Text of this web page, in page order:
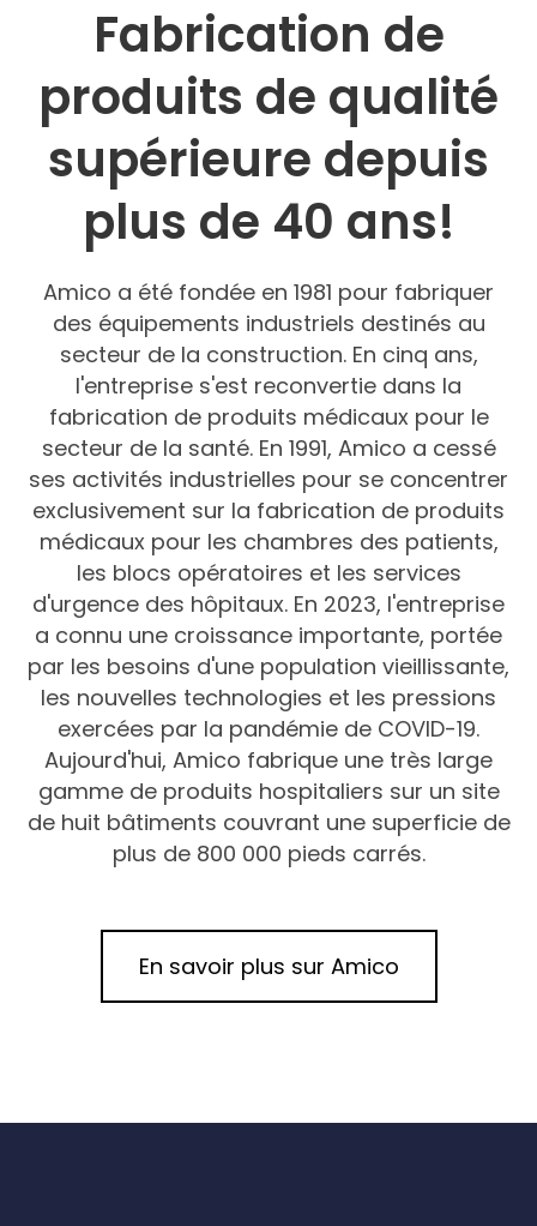
Fabrication de
produits de qualité
supérieure depuis
plus de 40 ans!
Amico a été fondée en 1981 pour fabriquer
des équipements industriels destinés au
secteur de la construction. En cinq ans,
l'entreprise s'est reconvertie dans la
fabrication de produits médicaux pour le
secteur de la santé. En 1991, Amico a cessé
ses activités industrielles pour se concentrer
exclusivement sur la fabrication de produits
médicaux pour les chambres des patients,
les blocs opératoires et les services
d'urgence des hôpitaux. En 2023, l'entreprise
a connu une croissance importante, portée
par les besoins d'une population vieillissante,
les nouvelles technologies et les pressions
exercées par la pandémie de COVID-19.
Aujourd'hui, Amico fabrique une très large
gamme de produits hospitaliers sur un site
de huit bâtiments couvrant une superficie de
plus de 800 000 pieds carrés.
En savoir plus sur Amico